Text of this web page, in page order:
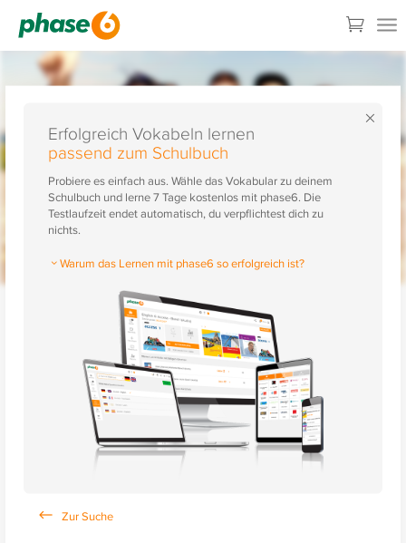
×
Erfolgreich Vokabeln lernen
passend zum Schulbuch
Probiere es einfach aus. Wähle das Vokabular zu deinem
Schulbuch und lerne 7 Tage kostenlos mit phase6. Die
Testlaufzeit endet automatisch, du verpflichtest dich zu
nichts.
Warum das Lernen mit phase6 so erfolgreich ist?